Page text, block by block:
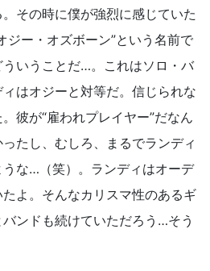
その時に僕が強烈に感じていた
ジー・オズボーン”という名前で
いうことだ…。これはソロ・バ
はオジーと対等だ。信じられな
彼が“雇われプレイヤー”だなん
たし、むしろ、まるでランディ
な…（笑）。ランディはオーデ
よ。そんなカリスマ性のあるギ
ンドも続けていただろう…そう